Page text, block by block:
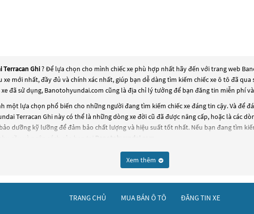
Terracan Ghi? Để lựa chọn cho mình chiếc xe phù hợp nhất hãy đến với trang web
xe mới nhất, đầy đủ và chính xác nhất, giúp bạn dễ dàng tìm kiếm chiếc xe ô tô đã
đã sử dụng, Banotohyundai.com cũng là địa chỉ lý tưởng để bạn đăng tin miễn phí
một lựa chọn phổ biến cho những người đang tìm kiếm chiếc xe đáng tin cậy. Và để
Terracan Ghi này có thể là những dòng xe đời cũ đã được nâng cấp, hoặc là các
dưỡng kỹ lưỡng để đảm bảo chất lượng và hiệu suất tốt nhất. Nếu bạn đang tìm
cầu và ngân sách của bạn tại Banotohyundai.com
Xem thêm
TRANG CHỦ MUA BÁN Ô TÔ ĐĂNG TIN XE